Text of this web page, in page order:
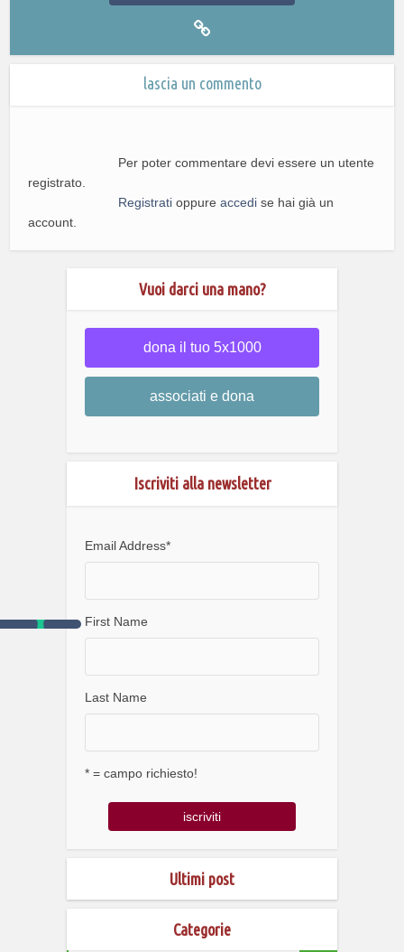
lascia un commento
Per poter commentare devi essere un utente
registrato.
Registrati oppureaccedi se hai già un
account.
Vuoi darci una mano?
dona il tuo 5x1000
associati e dona
Iscriviti alla newsletter
Email Address*
First Name
Last Name
* = campo richiesto!
Ultimi post
Categorie